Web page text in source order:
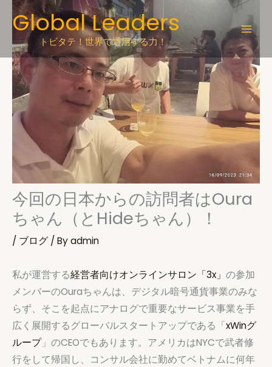
Skip
content
Global Leaders
トビタテ！世界で通用する力！
今回の日本からの訪問者はOura
ちゃん（とHideちゃん）！
/ ブログ / Byadmin
私が運営する経営者向けオンラインサロン「3x」 の参加
メンバーのOuraちゃんは、デジタル暗号通貨事業のみな
らず、そこを起点にアナログで重要なサービス事業を手
広く展開するグローバルスタートアップである「xWinグ
ループ」のCEOでもあります。アメリカはNYCで武者修
行をして帰国し、コンサル会社に勤めてベトナムに何年